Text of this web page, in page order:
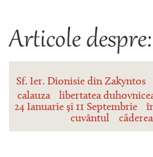
Articole despre:
Sf. Ier. Dionisie din Zakyntos
calauza libertatea
24 Ianuarie și 11 Septembrie
cuvântul